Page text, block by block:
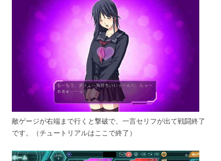
敵ゲージが右端まで行くと撃破で、一言セリフが出て戦闘終了
です。（チュートリアルはここで終了）